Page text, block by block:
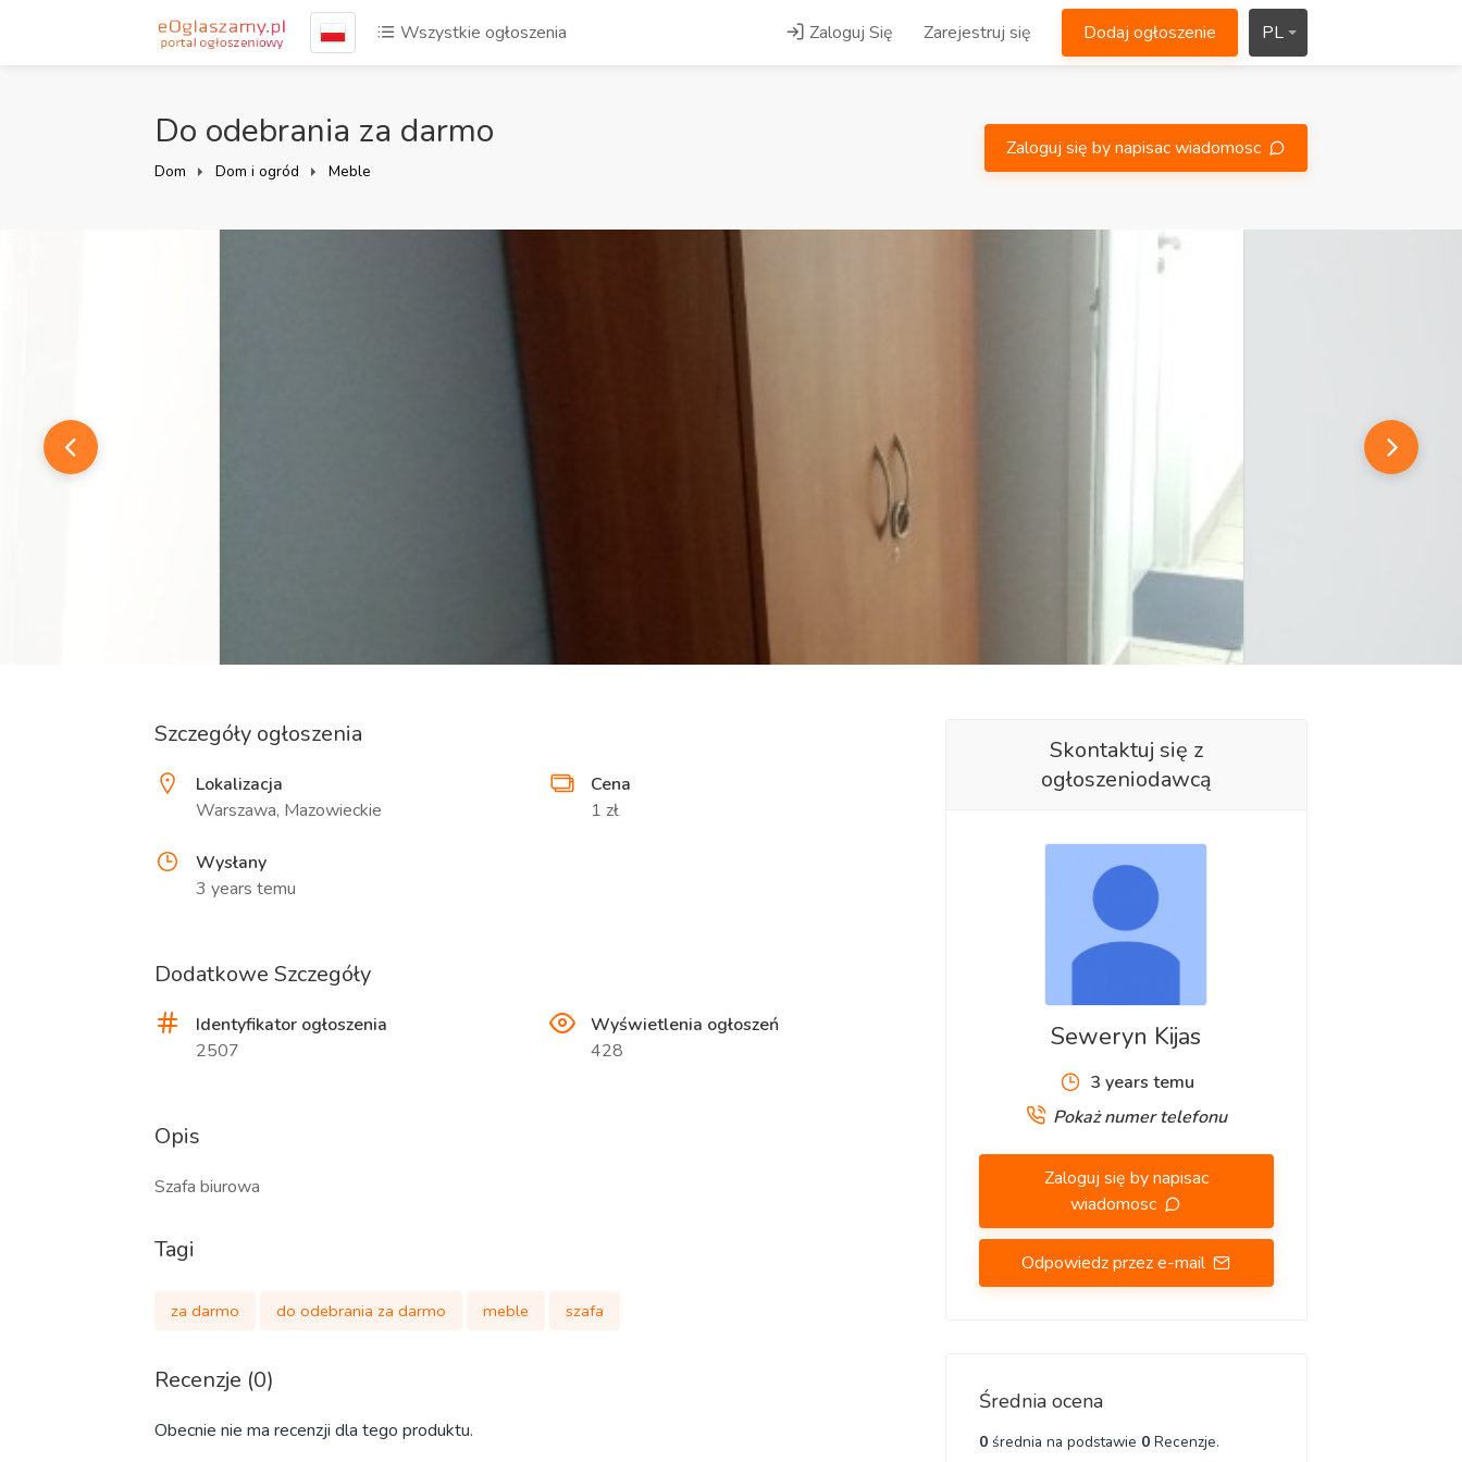
Wszystkie ogłoszenia Zaloguj Się Zarejestruj się Dodaj ogłoszenie PL
Do odebrania za darmo
Dom Dom i ogród Meble
Zaloguj się by napisac wiadomosc
Szczegóły ogłoszenia
Lokalizacja
Warszawa, Mazowieckie
Cena
1 zł
Wysłany
3 years temu
Dodatkowe Szczegóły
Identyfikator ogłoszenia
2507
Wyświetlenia ogłoszeń
428
Opis
Szafa biurowa
Tagi
za darmo do odebrania za darmo meble szafa
Recenzje (0)
Obecnie nie ma recenzji dla tego produktu.
Skontaktuj się z
ogłoszeniodawcą
Seweryn Kijas
3 years temu
Pokaż numer telefonu
Zaloguj się by napisac
wiadomosc
Odpowiedz przez e-mail
Średnia ocena
0średnia na podstawie 0Recenzje.